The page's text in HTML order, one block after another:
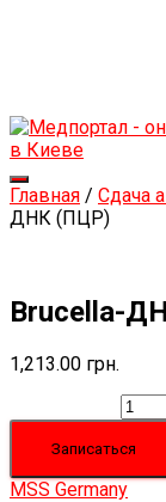
Переключить
навигацию
Главная / Сдача
ДНК (ПЦР)
Brucella-
1,213.00 грн.
Записаться
MSS Germany